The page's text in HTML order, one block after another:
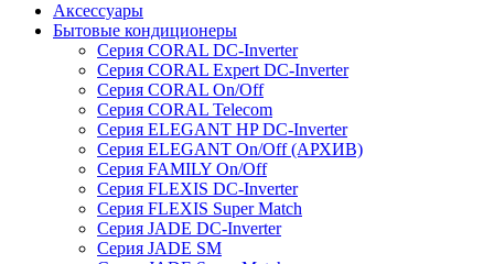
Аксессуары
Бытовые кондиционеры
Серия CORAL DC-Inverter
Серия CORAL Expert DC-Inverter
Серия CORAL On/Off
Серия CORAL Telecom
Серия ELEGANT HP DC-Inverter
Серия ELEGANT On/Off (АРХИВ)
Серия FAMILY On/Off
Серия FLEXIS DC-Inverter
Серия FLEXIS Super Match
Серия JADE DC-Inverter
Серия JADE SM